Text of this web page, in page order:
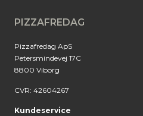
PIZZAFREDAG
Pizzafredag ApS
Petersmindevej 17C
8800 Viborg
CVR: 42604267
Kundeservice